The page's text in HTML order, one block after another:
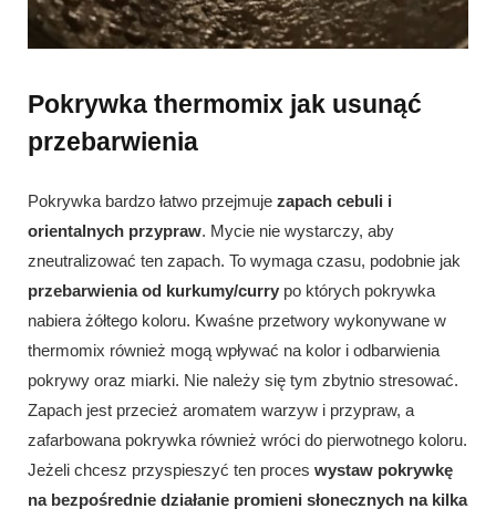
Pokrywka thermomix jak usunąć
przebarwienia
Pokrywka bardzo łatwo przejmuje zapach cebuli i
orientalnych przypraw. Mycie nie wystarczy, aby
zneutralizować ten zapach. To wymaga czasu, podobnie jak
przebarwienia od kurkumy/curry po których pokrywka
nabiera żółtego koloru. Kwaśne przetwory wykonywane w
thermomix również mogą wpływać na kolor i odbarwienia
pokrywy oraz miarki. Nie należy się tym zbytnio stresować.
Zapach jest przecież aromatem warzyw i przypraw, a
zafarbowana pokrywka również wróci do pierwotnego koloru.
Jeżeli chcesz przyspieszyć ten proces wystaw pokrywkę
na bezpośrednie działanie promieni słonecznych na kilka